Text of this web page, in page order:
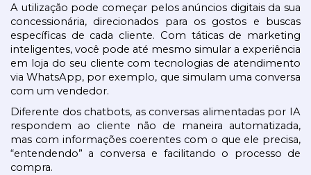
A utilização pode começar pelos anúncios digitais da sua
concessionária, direcionados para os gostos e buscas
específicas de cada cliente. Com táticas de marketing
inteligentes, você pode até mesmo simular a experiência
em loja do seu cliente com tecnologias de atendimento
via WhatsApp, por exemplo, que simulam uma conversa
com um vendedor.
Diferente dos chatbots, as conversas alimentadas por IA
respondem ao cliente não de maneira automatizada,
mas com informações coerentes com o que ele precisa,
“entendendo” a conversa e facilitando o processo de
compra.